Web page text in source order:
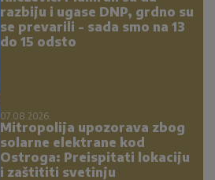
razbiju i ugase DNP, grdno su
se prevarili - sada smo na 13
do 15 odsto
07.08.2026.
Mitropolija upozorava zbog
solarne elektrane kod
Ostroga: Preispitati lokaciju
i zaštititi svetinju